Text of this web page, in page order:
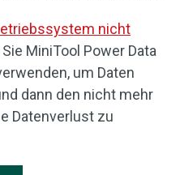
nicht
MiniTool Power Data
um Daten
dann den nicht mehr
Datenverlust zu